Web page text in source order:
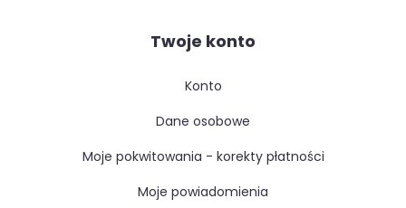
Twoje konto
konto
dane osobowe
moje pokwitowania - korekty płatności
moje powiadomienia